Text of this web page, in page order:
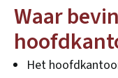
Waar
Het